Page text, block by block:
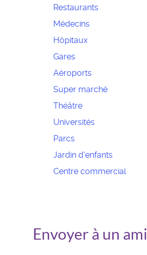
Restaurants
Médecins
Hôpitaux
Gares
Aéroports
Super marché
Théâtre
Universités
Parcs
Jardin d'enfants
Centre commercial
Envoyer à un ami